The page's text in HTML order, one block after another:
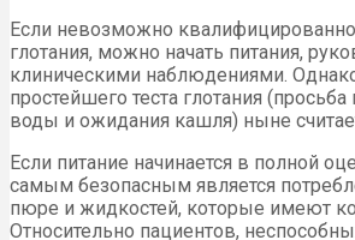
Если невозможно
глотания, можно начать питания,
клиническими наблюдениями.
простейшего теста глотания (просьба
воды и ожидания кашля) ныне
Если питание начинается в полной
самым безопасным является
пюре и жидкостей, которые имеют
Относительно пациентов,